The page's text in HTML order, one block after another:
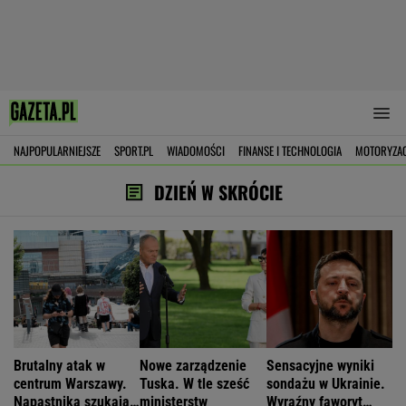
NAJPOPULARNIEJSZE SPORT.PL WIADOMOŚCI FINANSE I TECHNOLOGIA
DZIEŃ W SKRÓCIE
Brutalny atak w
centrum Warszawy.
Napastnika szukają
Nowe zarządzenie
Tuska. W tle sześć
ministerstw
Sensacyjne wyniki
sondażu w Ukrainie.
Wyraźny faworyt